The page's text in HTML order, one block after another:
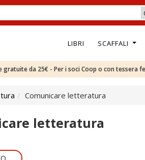
LIBRI SCAFFALI
gratuite da 25€ - Per i soci Coop o con tessera
Comunicare letteratura
letteratura